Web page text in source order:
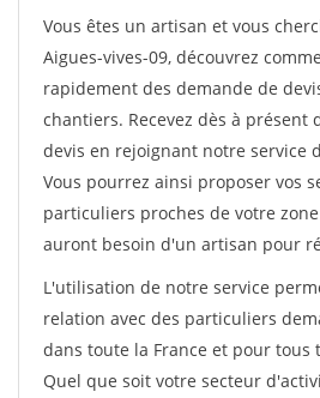
Vous êtes un artisan et vous
Aigues-vives-09, découvrez
rapidement des demande de
chantiers. Recevez dès à présent
devis en rejoignant notre service
Vous pourrez ainsi proposer vos
particuliers proches de votre
auront besoin d'un artisan pour
L'utilisation de notre service
relation avec des particuliers
dans toute la France et pour tous
Quel que soit votre secteur